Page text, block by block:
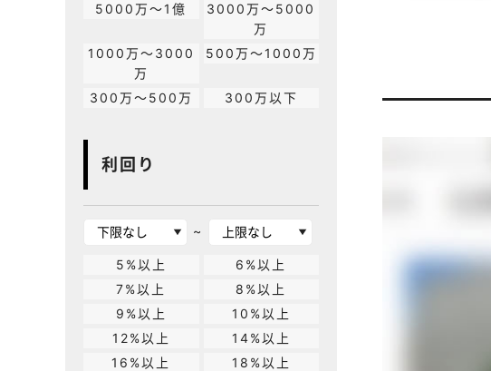
5000万～1億
3000万～5000
万
1000万～3000
万
500万～1000万
300万～500万 300万以下
利回り
~
5%以上
6%以上
7%以上
8%以上
9%以上
10%以上
12%以上
14%以上
16%以上
18%以上